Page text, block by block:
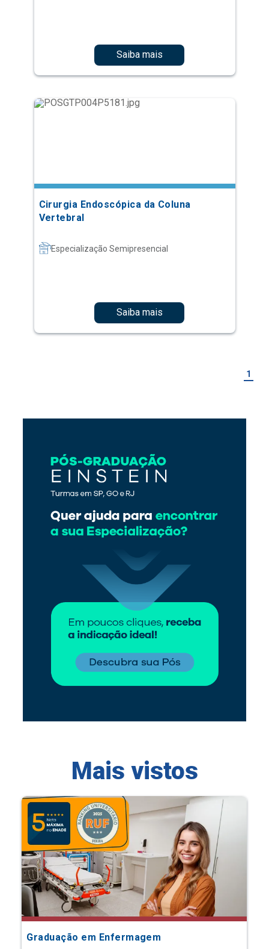
Saiba mais
Cirurgia Endoscópica da Coluna
Vertebral
Especialização Semipresencial
Saiba mais
1
Mais vistos
Graduação em Enfermagem